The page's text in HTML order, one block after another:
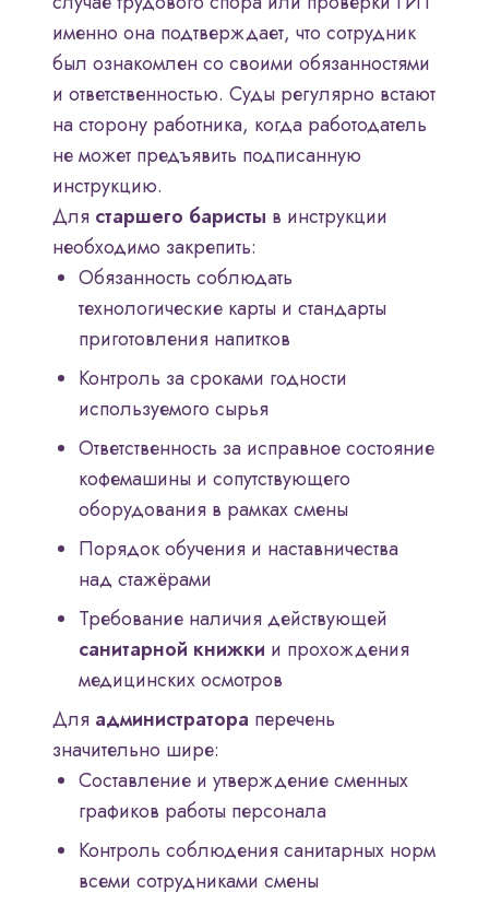
именно она подтверждает, что сотрудник
был ознакомлен со своими обязанностями
и ответственностью. Суды регулярно встают
на сторону работника, когда работодатель
не может предъявить подписанную
инструкцию.
Для старшего баристы в инструкции
необходимо закрепить:
Обязанность соблюдать
технологические карты и стандарты
приготовления напитков
Контроль за сроками годности
используемого сырья
Ответственность за исправное состояние
кофемашины и сопутствующего
оборудования в рамках смены
Порядок обучения и наставничества
над стажёрами
Требование наличия действующей
санитарной книжки и прохождения
медицинских осмотров
Для администратора перечень
значительно шире:
Составление и утверждение сменных
графиков работы персонала
Контроль соблюдения санитарных норм
всеми сотрудниками смены